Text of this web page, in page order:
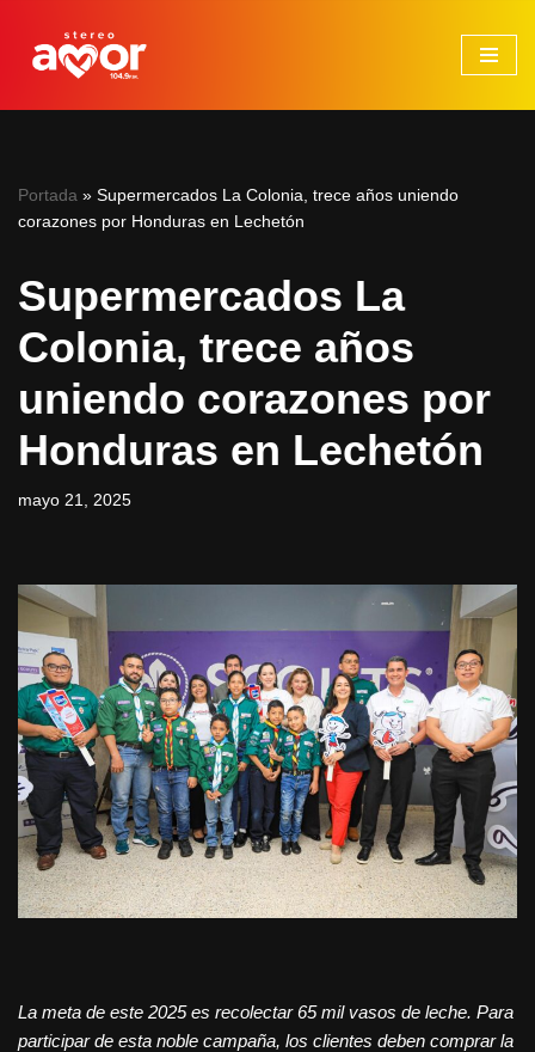
Saltar
Portada » Supermercados La Colonia, trece años uniendo
corazones por Honduras en Lechetón
Supermercados La
Colonia, trece años
uniendo corazones por
Honduras en Lechetón
mayo 21, 2025
La meta de este 2025 es recolectar 65 mil vasos de leche. Para
participar de esta noble campaña, los clientes deben comprar la